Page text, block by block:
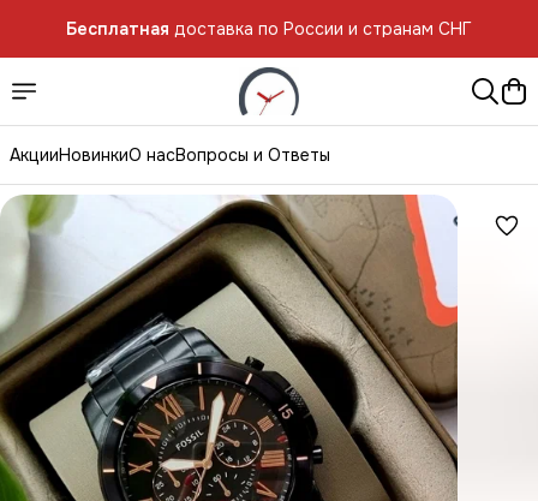
Бесплатная доставка по России и странам СНГ
АкцииНовинкиО насВопросы и Ответы